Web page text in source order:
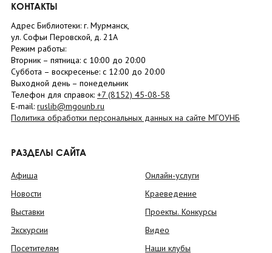
КОНТАКТЫ
Адрес Библиотеки: г. Мурманск,
ул. Софьи Перовской, д. 21А
Режим работы:
Вторник – пятница: с 10:00 до 20:00
Суббота – воскресенье: c 12:00 до 20:00
Выходной день – понедельник
Телефон для справок: +7 (8152) 45-08-58
E-mail: ruslib@mgounb.ru
Политика обработки персональных данных на сайте МГОУНБ
РАЗДЕЛЫ САЙТА
Афиша
Новости
Выставки
Экскурсии
Посетителям
Онлайн-услуги
Краеведение
Проекты. Конкурсы
Видео
Наши клубы